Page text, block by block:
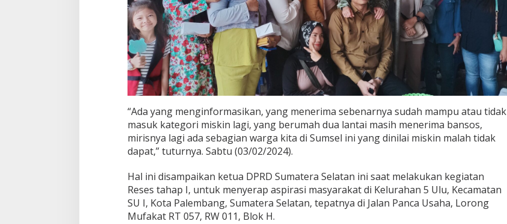
5
U
u
P
a
l
e
m
a
n
g
“Ada yang menginformasikan, yang menerima sebenarnya sudah mampu atau tidak
masuk kategori miskin lagi, yang berumah dua lantai masih menerima bansos,
mirisnya lagi ada sebagian warga kita di Sumsel ini yang dinilai miskin malah tidak
dapat,” tuturnya. Sabtu (03/02/2024).
Hal ini disampaikan ketua DPRD Sumatera Selatan ini saat melakukan kegiatan
Reses tahap I, untuk menyerap aspirasi masyarakat di Kelurahan 5 Ulu, Kecamatan
SU I, Kota Palembang, Sumatera Selatan, tepatnya di Jalan Panca Usaha, Lorong
Mufakat RT 057, RW 011, Blok H.